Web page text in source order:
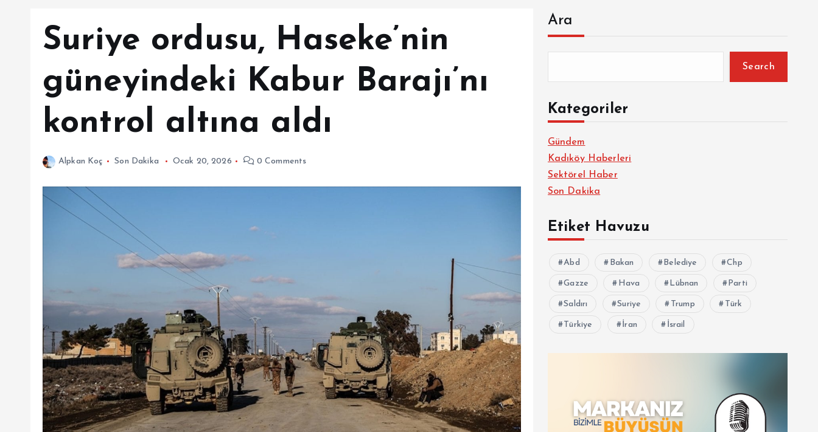
Suriye ordusu, Haseke’nin
güneyindeki Kabur Barajı’nı
kontrol altına aldı
Alpkan Koç Son Dakika Ocak 20, 2026 0 Comments
Ara
Search
Kategoriler
Gündem
Kadıköy Haberleri
Sektörel Haber
Son Dakika
Etiket Havuzu
Abd Bakan Belediye Chp
Gazze Hava Lübnan Parti
Saldırı Suriye Trump Türk
Türkiye İran İsrail